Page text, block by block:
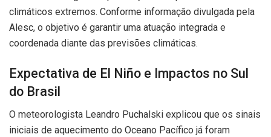
climáticos extremos. Conforme informação divulgada pela
Alesc, o objetivo é garantir uma atuação integrada e
coordenada diante das previsões climáticas.
Expectativa de El Niño e Impactos no Sul
do Brasil
O meteorologista Leandro Puchalski explicou que os sinais
iniciais de aquecimento do Oceano Pacífico já foram